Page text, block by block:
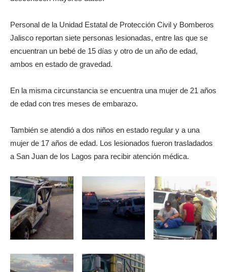
Personal de la Unidad Estatal de Protección Civil y Bomberos
Jalisco reportan siete personas lesionadas, entre las que se
encuentran un bebé de 15 días y otro de un año de edad,
ambos en estado de gravedad.
En la misma circunstancia se encuentra una mujer de 21 años
de edad con tres meses de embarazo.
También se atendió a dos niños en estado regular y a una
mujer de 17 años de edad. Los lesionados fueron trasladados
a San Juan de los Lagos para recibir atención médica.